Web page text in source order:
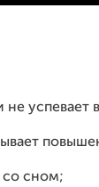
успевает
сном;